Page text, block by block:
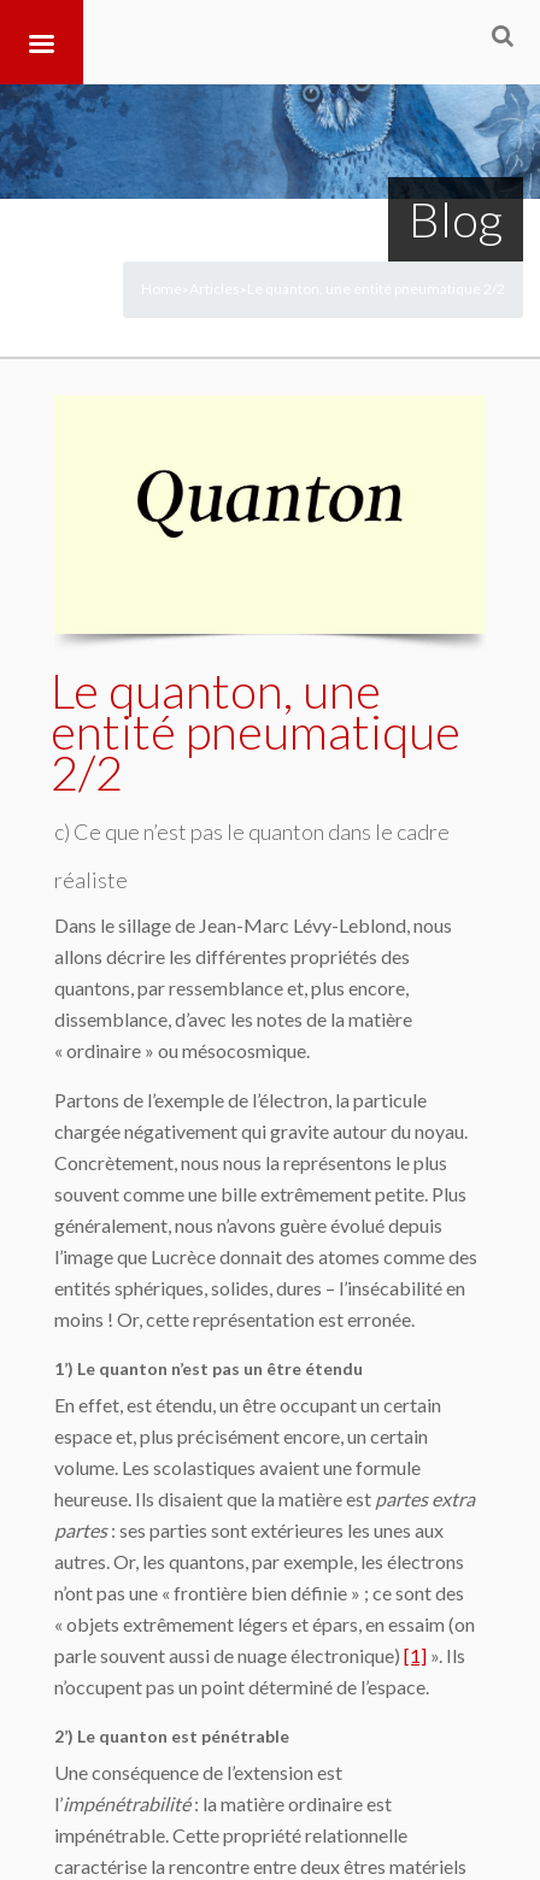
Blog
Le quanton, une
entité pneumatique
2/2
c) Ce que n’est pas le quanton dans le cadre
réaliste
Dans le sillage de Jean-Marc Lévy-Leblond, nous
allons décrire les différentes propriétés des
quantons, par ressemblance et, plus encore,
dissemblance, d’avec les notes de la matière
« ordinaire » ou mésocosmique.
Partons de l’exemple de l’électron, la particule
chargée négativement qui gravite autour du noyau.
Concrètement, nous nous la représentons le plus
souvent comme une bille extrêmement petite. Plus
généralement, nous n’avons guère évolué depuis
l’image que Lucrèce donnait des atomes comme des
entités sphériques, solides, dures – l’insécabilité en
moins ! Or, cette représentation est erronée.
1’) Le quanton n’est pas un être étendu
En effet, est étendu, un être occupant un certain
espace et, plus précisément encore, un certain
volume. Les scolastiques avaient une formule
heureuse. Ils disaient que la matière est partes extra
partes: ses parties sont extérieures les unes aux
autres. Or, les quantons, par exemple, les électrons
n’ont pas une « frontière bien définie » ; ce sont des
« objets extrêmement légers et épars, en essaim (on
parle souvent aussi de nuage électronique) [1] ». Ils
n’occupent pas un point déterminé de l’espace.
2’) Le quanton est pénétrable
Une conséquence de l’extension est
l’impénétrabilité: la matière ordinaire est
impénétrable. Cette propriété relationnelle
caractérise la rencontre entre deux êtres matériels